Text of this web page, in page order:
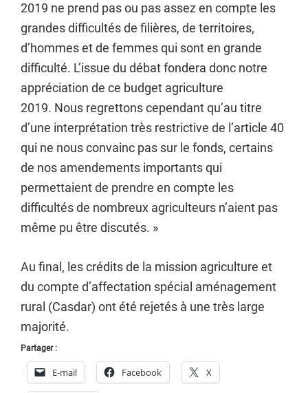
2019 ne prend pas ou pas assez en compte les
grandes difficultés de filières, de territoires,
d’hommes et de femmes qui sont en grande
difficulté. L’issue du débat fondera donc notre
appréciation de ce budget agriculture
2019. Nous regrettons cependant qu’au titre
d’une interprétation très restrictive de l’article 40
qui ne nous convainc pas sur le fonds, certains
de nos amendements importants qui
permettaient de prendre en compte les
difficultés de nombreux agriculteurs n’aient pas
même pu être discutés. »
Au final, les crédits de la mission agriculture et
du compte d’affectation spécial aménagement
rural (Casdar) ont été rejetés à une très large
majorité.
Partager :
E-mail Facebook X